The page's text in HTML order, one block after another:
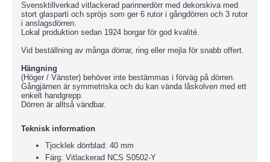
Svensktillverkad vitlackerad parinnerdörr med dekorskiva med
stort glasparti och spröjs som ger 6 rutor i gångdörren och 3 rutor
i anslagsdörren.
Lokal produktion sedan 1924 borgar för god kvalité.
Vid beställning av många dörrar, ring eller mejla för snabb offert.
Hängning
(Höger / Vänster) behöver inte bestämmas i förväg på dörren.
Gångjärnen är symmetriska och du kan vända låskolven med ett
enkelt handgrepp.
Dörren är alltså vändbar.
Teknisk information
Tjocklek dörrblad: 40 mm
Färg: Vitlackerad NCS S0502-Y